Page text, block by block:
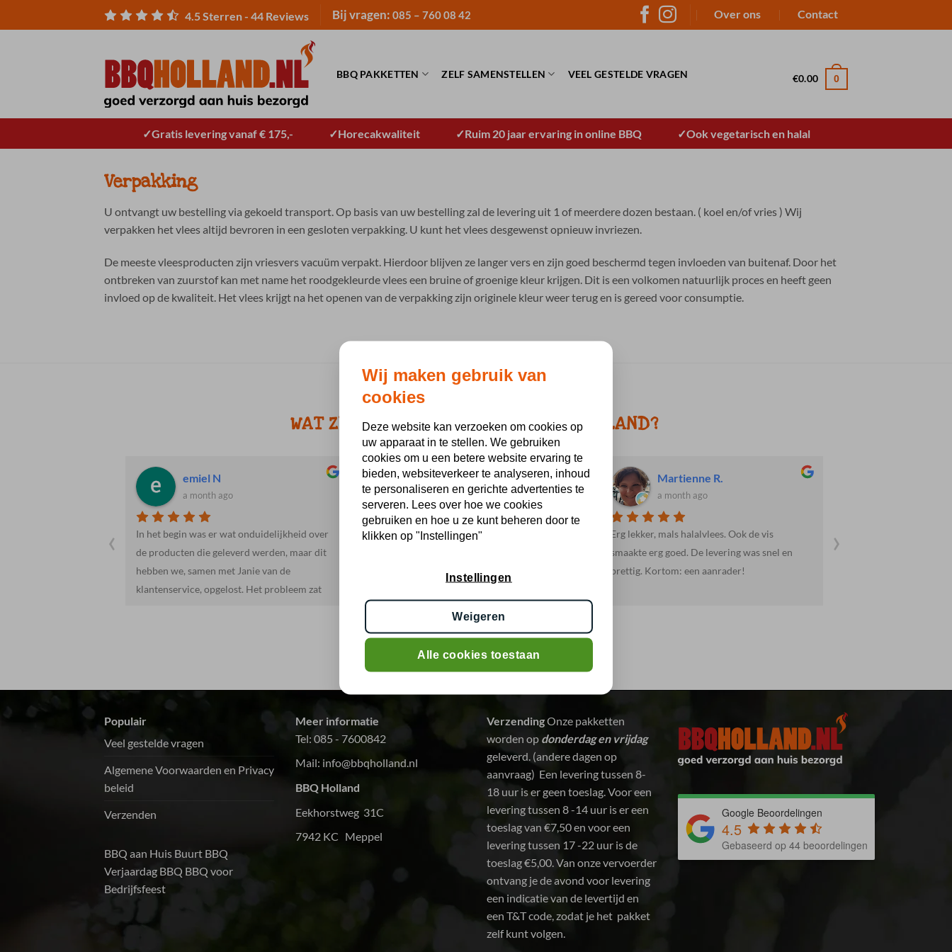
naar
4.5Sterren - 44 Reviews Bij vragen: 085 – 760 08 42 Over ons Contact
BBQ PAKKETTEN ZELF SAMENSTELLEN VEEL GESTELDE VRAGEN €0.00 0
Gratis levering vanaf € 175,- Horecakwaliteit Ruim 20 jaar ervaring in online BBQ Ook vegetarisch en halal
Verpakking
U ontvangt uw bestelling via gekoeld transport. Op basis van uw bestelling zal de levering uit 1 of meerdere dozen bestaan. ( koel en/of vries ) Wij
verpakken het vlees altijd bevroren in een gesloten verpakking. U kunt het vlees desgewenst opnieuw invriezen.
De meeste vleesproducten zijn vriesvers vacuüm verpakt. Hierdoor blijven ze langer vers en zijn goed beschermd tegen invloeden van buitenaf. Door het
ontbreken van zuurstof kan met name het roodgekleurde vlees een bruine of groenige kleur krijgen. Dit is een volkomen natuurlijk proces en heeft geen
invloed op de kwaliteit. Het vlees krijgt na het openen van de verpakking zijn originele kleur weer terug en is gereed voor consumptie.
WAT ZEGGEN KLANTEN OVER BBQ HOLLAND?
emiel N
a month ago
In het begin was er wat onduidelijkheid over
de producten die geleverd werden, maar dit
hebben we, samen met Janie van de
klantenservice, opgelost. Het probleem zat
buurt-bbq. Volgende keer gaan we zeker
weer gebruik van jullie maken.Dank!!!
Jacob R.
a month ago
Heel vriendelijk en behulpzaam. Mooie en
Martienne R.
a month ago
Erg lekker, mals halalvlees. Ook de vis
smaakte erg goed. De levering was snel en
prettig. Kortom: een aanrader!
‹ ›
Populair
Veel gestelde vragen
Algemene Voorwaarden en Privacy
beleid
Verzenden
BBQ aan Huis Buurt BBQ
Verjaardag BBQ BBQ voor
Bedrijfsfeest
Meer informatie
Tel: 085 - 7600842
Mail: info@bbqholland.nl
BBQ Holland
Eekhorstweg 31C
7942 KC Meppel
VerzendingOnze pakketten
worden op donderdag en vrijdag
geleverd. (andere dagen op
aanvraag) Een levering tussen 8-
18 uur is er geen toeslag. Voor een
levering tussen 8 -14 uur is er een
toeslag van €7,50 en voor een
levering tussen 17 -22 uur is de
toeslag €5,00. Van onze vervoerder
ontvang je de avond voor levering
een indicatie van de levertijd en
een T&T code, zodat je het pakket
zelf kunt volgen.
Google Beoordelingen
4.5
Gebaseerd op 44 beoordelingen
Wij maken gebruik van
cookies
Deze website kan verzoeken om cookies op
uw apparaat in te stellen. We gebruiken
cookies om u een betere website ervaring te
bieden, websiteverkeer te analyseren, inhoud
te personaliseren en gerichte advertenties te
serveren. Lees over hoe we cookies
gebruiken en hoe u ze kunt beheren door te
klikken op "Instellingen"
Instellingen
Weigeren
Alle cookies toestaan